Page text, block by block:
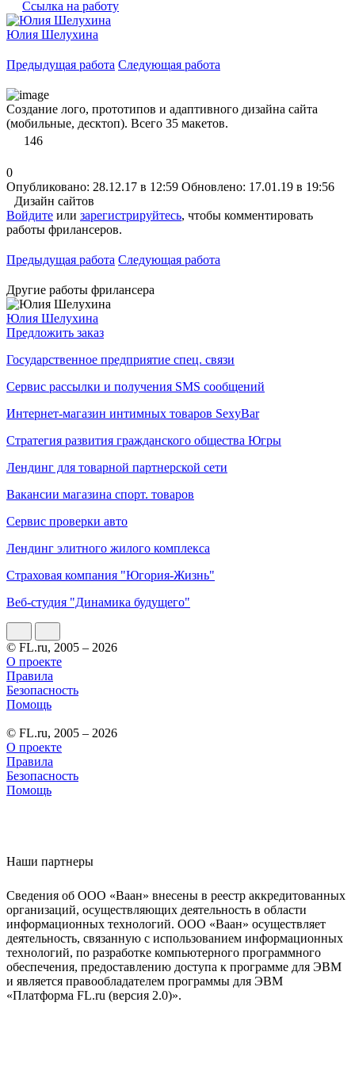
Ссылка на работу
Юлия Шелухина
Предыдущая работа Следующая работа
Создание лого, прототипов и адаптивного дизайна сайта
(мобильные, десктоп). Всего 35 макетов.
146
0
Опубликовано: 28.12.17 в 12:59 Обновлено: 17.01.19 в 19:56
Дизайн сайтов
Войдите или зарегистрируйтесь, чтобы комментировать
работы фрилансеров.
Предыдущая работа Следующая работа
Другие работы фрилансера
Юлия Шелухина
Предложить заказ
Государственное предприятие спец. связи
Сервис рассылки и получения SMS сообщений
Интернет-магазин интимных товаров SexyBar
Стратегия развития гражданского общества Югры
Лендинг для товарной партнерской сети
Вакансии магазина спорт. товаров
Сервис проверки авто
Лендинг элитного жилого комплекса
Страховая компания "Югория-Жизнь"
Веб-студия "Динамика будущего"
© FL.ru, 2005 – 2026
О проекте
Правила
Безопасность
Помощь
© FL.ru, 2005 – 2026
О проекте
Правила
Безопасность
Помощь
Наши партнеры
Сведения об ООО «Ваан» внесены в реестр аккредитованных
организаций, осуществляющих деятельность в области
информационных технологий. ООО «Ваан» осуществляет
деятельность, связанную с использованием информационных
технологий, по разработке компьютерного программного
обеспечения, предоставлению доступа к программе для ЭВМ
и является правообладателем программы для ЭВМ
«Платформа FL.ru (версия 2.0)».